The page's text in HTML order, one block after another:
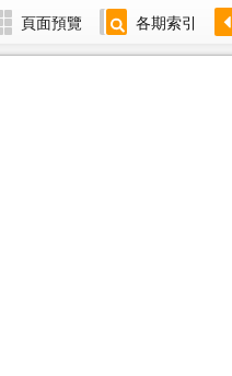
頁面預覽 各期索引